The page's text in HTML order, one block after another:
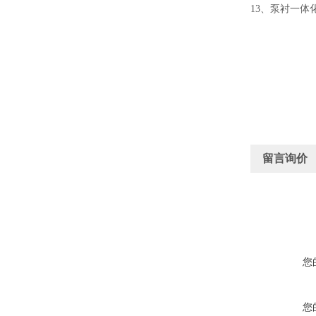
13、 泵衬一体
留言询价
您
您